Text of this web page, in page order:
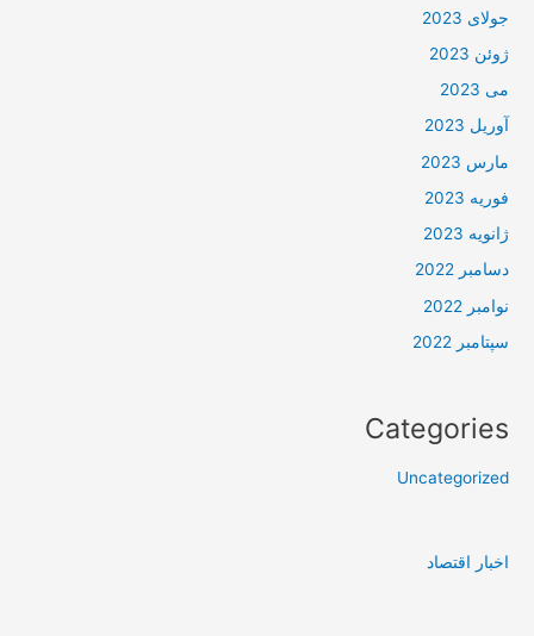
جولای 2023
ژوئن 2023
می 2023
آوریل 2023
مارس 2023
فوریه 2023
ژانویه 2023
دسامبر 2022
نوامبر 2022
سپتامبر 2022
Categories
Uncategorized
اخبار اقتصاد